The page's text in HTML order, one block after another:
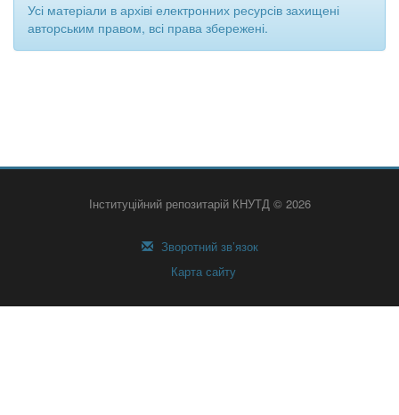
Усі матеріали в архіві електронних ресурсів захищені
авторським правом, всі права збережені.
Інституційний репозитарій КНУТД © 2026
Зворотний зв’язок
Карта сайту